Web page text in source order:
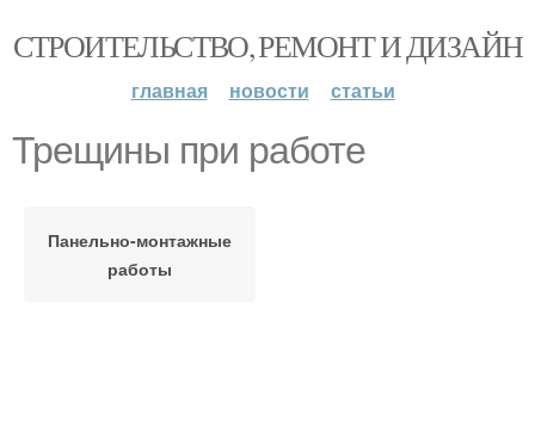
СТРОИТЕЛЬСТВО, РЕМОНТ И ДИЗАЙН
главная новости статьи
Трещины при работе
Панельно-монтажные
работы